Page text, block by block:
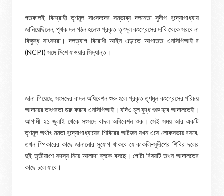
গতকালই বিদ্রোহী তৃণমূল সাংসদদের সম্ভাব্য দলনেতা সুদীপ বন্দ্যোপাধ্যায়
জানিয়েছিলেন, পৃথক দল গঠন হলেও প্রকৃত তৃণমূল কংগ্রেসের দাবি থেকে সরবে না
বিক্ষুব্ধ সাংসদরা। দলত্যাগ বিরোধী আইন এড়াতে আপাতত এনসিপিআই-র
(NCPI) সঙ্গে মিশে যাওয়ার সিদ্ধান্ত।
জানা গিয়েছে, সংসদের বাদল অধিবেশন শুরু হলে প্রকৃত তৃণমূল কংগ্রেসের পরিচয়
আদায়ের তৎপরতা শুরু করবে এনসিপিআই। যদিও মূল যুদ্ধ শুরু হবে আদালতেই।
আগামী ২১ জুলাই থেকে সংসদে বাদল অধিবেশন শুরু। সেই সময় আর একটি
তৃণমূল অর্থাৎ মমতা বন্দ্যোপাধ্যায়ের শিবিরের আটজন যখন এসে লোকসভায় বসবে,
তখন স্পিকারের কাছে জানানোর সুযোগ থাকবে যে কাকলি-সুদীপের শিবির দলের
দুই-তৃতীয়াংশ সদস্য নিয়ে আলাদা ব্লকে বসছে। গোটা বিষয়টি তখন আদালতের
কাছে চলে যাবে।